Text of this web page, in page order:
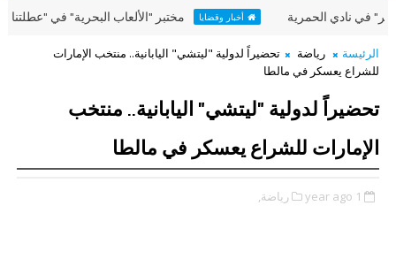
الحمرية أخبار وقضايا مختبر "الألعاب البحرية" في "عطلتنا غير"
الرئيسة رياضة
تحضيراً لدولية "ليتشي" اليابانية.. منتخب الإمارات
للشراع يعسكر في مالطا
تحضيراً لدولية "ليتشي" اليابانية.. منتخب
الإمارات للشراع يعسكر في مالطا
1 year ago رياضة,